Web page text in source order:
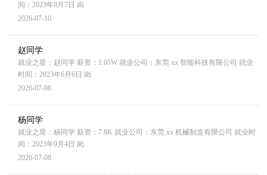
间：2023年8月7日 岗
2026-07-10
赵同学
就业之星：赵同学 薪资：1.05W 就业公司：东莞 xx 智能科技有限公司 就业
时间：2023年6月6日 岗
2026-07-08
杨同学
就业之星：杨同学 薪资：7.8K 就业公司：东莞 xx 机械制造有限公司 就业时
间：2023年9月4日 岗
2026-07-08